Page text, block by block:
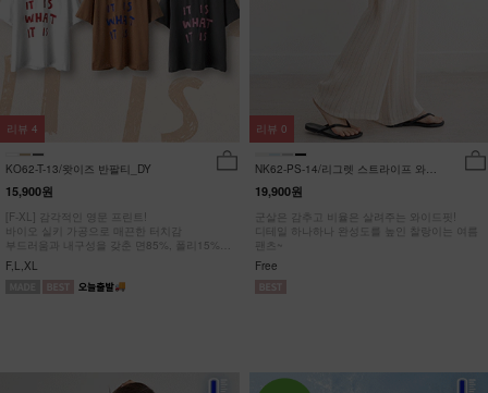
KO62-T-13/왓이즈 반팔티_DY
15,900원
[F-XL] 감각적인 영문 프린트!
바이오 실키 가공으로 매끈한 터치감
부드러움과 내구성을 갖춘 면85%, 폴리15%
#NAK MADE.
F,L,XL
리뷰 4
NK62-PS-14/리그렛 스트라이프 와이
드팬츠_YN
19,900원
군살은 감추고 비율은 살려주는 와이드핏!
디테일 하나하나 완성도를 높인 찰랑이는 여름
팬츠~
Free
리뷰 0